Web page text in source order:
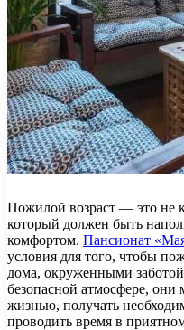
Пожилой возраст — это не
который должен быть
комфортом. Пансионат
условия для того, чтобы
дома, окруженными
безопасной атмосфере, они
жизнью, получать
проводить время в